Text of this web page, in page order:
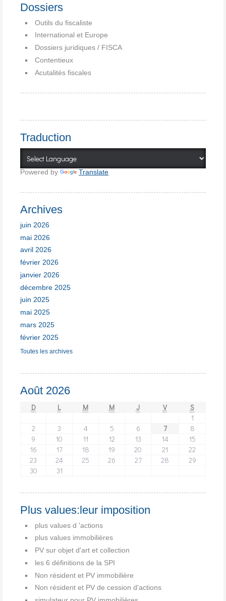
Dossiers
Outils du fiscaliste
International et Europe
Dossiers juridiques / FISCA
Contentieux
Acutalités fiscales
Traduction
Powered by Translate
Archives
juin 2026
mai 2026
avril 2026
février 2026
janvier 2026
décembre 2025
juin 2025
mai 2025
mars 2025
février 2025
Toutes les archives
Août 2026
D L M M J V
S
1
2
3 4 5 6 7
8
9
10 11 12 13 14
15
16
17 18 19 20 21
22
23
24 25 26 27 28
29
30
31
Plus values:leur imposition
plus values d 'actions
plus values immobilières
PV sur objet d'art et collection
les 6 définitions de la SPI
Non résident et PV immobilière
Non résident et PV de cession d'actions